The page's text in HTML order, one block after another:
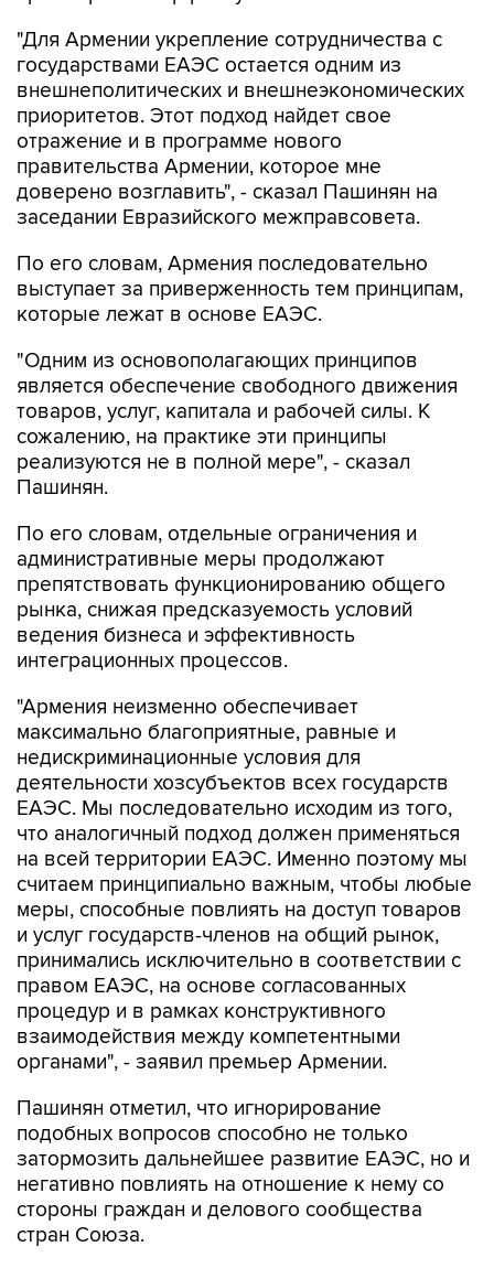
"Для Армении укрепление сотрудничества с
государствами ЕАЭС остается одним из
внешнеполитических и внешнеэкономических
приоритетов. Этот подход найдет свое
отражение и в программе нового
правительства Армении, которое мне
доверено возглавить", - сказал Пашинян на
заседании Евразийского межправсовета.
По его словам, Армения последовательно
выступает за приверженность тем принципам,
которые лежат в основе ЕАЭС.
"Одним из основополагающих принципов
является обеспечение свободного движения
товаров, услуг, капитала и рабочей силы. К
сожалению, на практике эти принципы
реализуются не в полной мере", - сказал
Пашинян.
По его словам, отдельные ограничения и
административные меры продолжают
препятствовать функционированию общего
рынка, снижая предсказуемость условий
ведения бизнеса и эффективность
интеграционных процессов.
"Армения неизменно обеспечивает
максимально благоприятные, равные и
недискриминационные условия для
деятельности хозсубъектов всех государств
ЕАЭС. Мы последовательно исходим из того,
что аналогичный подход должен применяться
на всей территории ЕАЭС. Именно поэтому мы
считаем принципиально важным, чтобы любые
меры, способные повлиять на доступ товаров
и услуг государств-членов на общий рынок,
принимались исключительно в соответствии с
правом ЕАЭС, на основе согласованных
процедур и в рамках конструктивного
взаимодействия между компетентными
органами", - заявил премьер Армении.
Пашинян отметил, что игнорирование
подобных вопросов способно не только
затормозить дальнейшее развитие ЕАЭС, но и
негативно повлиять на отношение к нему со
стороны граждан и делового сообщества
стран Союза.